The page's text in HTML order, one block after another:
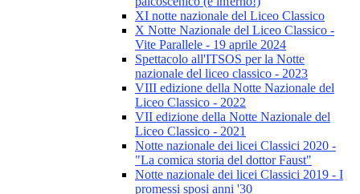
XI notte nazionale del Liceo Classico
X Notte Nazionale del Liceo Classico -
Vite Parallele - 19 aprile 2024
Spettacolo all'ITSOS per la Notte
nazionale del liceo classico - 2023
VIII edizione della Notte Nazionale del
Liceo Classico - 2022
VII edizione della Notte Nazionale del
Liceo Classico - 2021
Notte nazionale dei licei Classici 2020 -
"La comica storia del dottor Faust"
Notte nazionale dei licei Classici 2019 - I
promessi sposi anni '30